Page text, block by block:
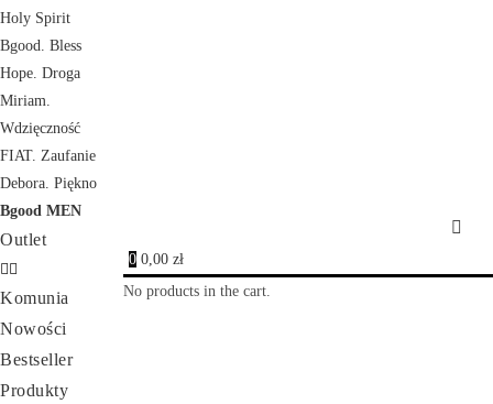
Holy Spirit
Bgood. Bless
Hope. Droga
Miriam.
Wdzięczność
FIAT. Zaufanie
Debora. Piękno
Bgood MEN
Outlet
Komunia
Nowości
Bestseller
Produkty
0 0,00 zł
No products in the cart.